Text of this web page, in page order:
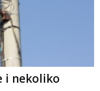
i nekoliko